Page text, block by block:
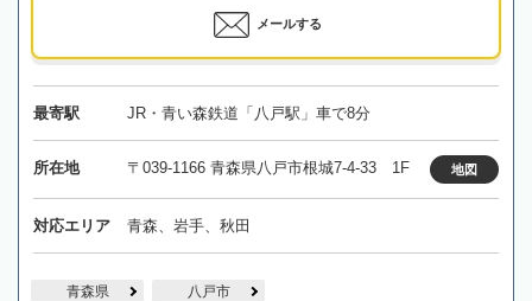
メールする
最寄駅 JR・青い森鉄道「八戸駅」車で8分
所在地 〒039-1166 青森県八戸市根城7-4-33 1F 地図
対応エリア 青森、岩手、秋田
青森県 八戸市